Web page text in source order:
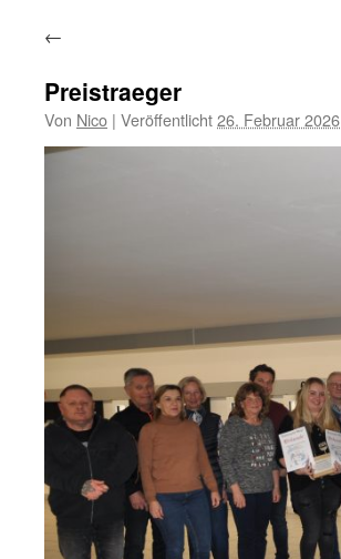
←
Preistraeger
Von Nico | Veröffentlicht26. Februar 2026